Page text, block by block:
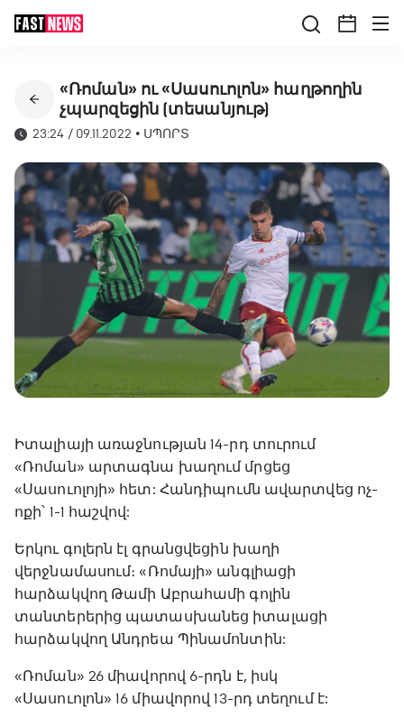
«Ռոման» ու «Սասուոլոն» հաղթողին
չպարզեցին (տեսանյութ)
23:24 / 09.11.2022 • ՍՊՈՐՏ
Իտալիայի առաջնության 14-րդ տուրում
«Ռոման» արտագնա խաղում մրցեց
«Սասուոլոյի» հետ: Հանդիպումն ավարտվեց ոչ-
ոքի՝ 1-1 հաշվով:
Երկու գոլերն էլ գրանցվեցին խաղի
վերջնամասում։ «Ռոմայի» անգլիացի
հարձակվող Թամի Աբրահամի գոլին
տանտերերից պատասխանեց իտալացի
հարձակվող Անդրեա Պինամոնտին:
«Ռոման» 26 միավորով 6-րդն է, իսկ
«Սասուոլոն» 16 միավորով 13-րդ տեղում է: